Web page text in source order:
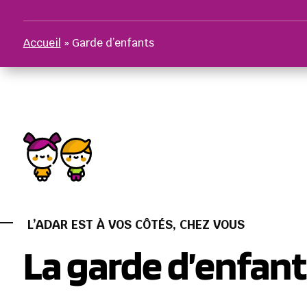
Accueil » Garde d’enfants
L’ADAR EST À VOS CÔTÉS, CHEZ VOUS
La garde